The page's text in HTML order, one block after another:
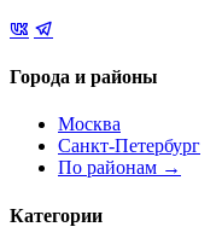
Города и районы
Москва
Санкт-Петербург
По районам →
Категории